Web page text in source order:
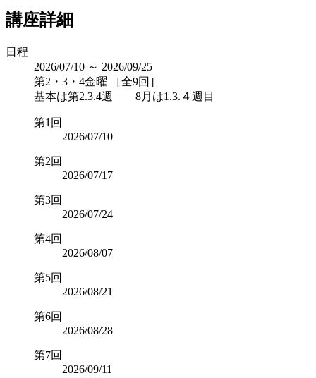
講座詳細
日程
2026/07/10 ～ 2026/09/25
第2・3・4金曜 ［全9回］
基本は第2.3.4週 8月は1.3.４週目
第1回
2026/07/10
第2回
2026/07/17
第3回
2026/07/24
第4回
2026/08/07
第5回
2026/08/21
第6回
2026/08/28
第7回
2026/09/11